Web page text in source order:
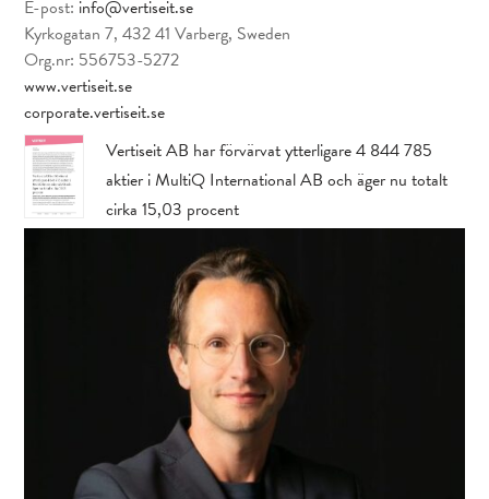
E-post: info@vertiseit.se
Kyrkogatan 7, 432 41 Varberg, Sweden
Org.nr: 556753-5272
www.vertiseit.se
corporate.vertiseit.se
Vertiseit AB har förvärvat ytterligare 4 844 785
aktier i MultiQ International AB och äger nu totalt
cirka 15,03 procent